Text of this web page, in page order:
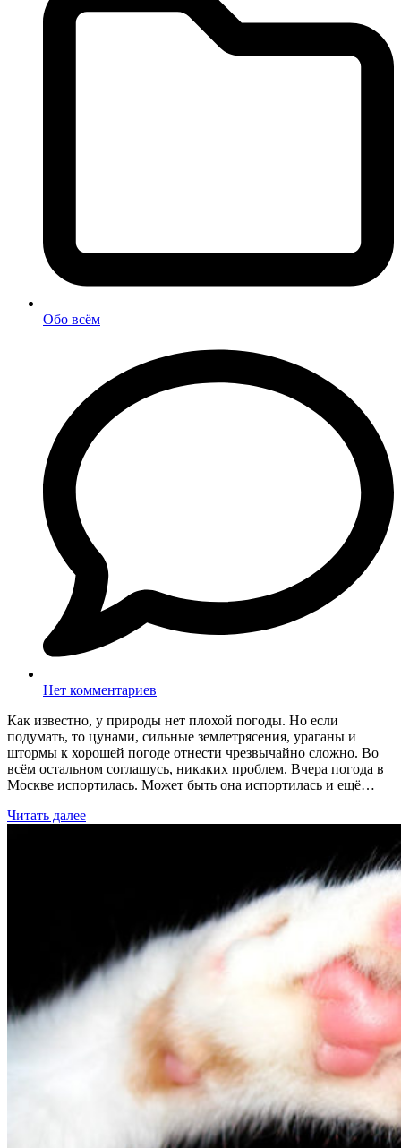
Обо всём
Нет комментариев
Как известно, у природы нет плохой погоды. Но если
подумать, то цунами, сильные землетрясения, ураганы и
штормы к хорошей погоде отнести чрезвычайно сложно. Во
всём остальном соглашусь, никаких проблем. Вчера погода в
Москве испортилась. Может быть она испортилась и ещё…
Читать далее